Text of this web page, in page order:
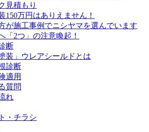
見積もり
150万円はありえません！
が施工事例でニシヤマを選んでいます
「2つ」の注意喚起！
断
装」ウレアシールドとは
診断
適用
質問
れ
・チラシ